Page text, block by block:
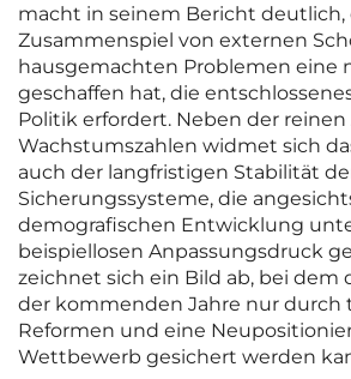
macht in seinem Bericht deutlich,
Zusammenspiel von externen
hausgemachten Problemen eine
geschaffen hat, die
Politik erfordert. Neben der reinen
Wachstumszahlen widmet sich
auch der langfristigen Stabilität
Sicherungssysteme, die
demografischen Entwicklung
beispiellosen Anpassungsdruck
zeichnet sich ein Bild ab, bei dem
der kommenden Jahre nur durch
Reformen und eine
Wettbewerb gesichert werden